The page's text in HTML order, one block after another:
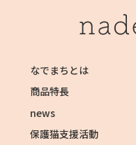
なでまちとは
商品特長
news
保護猫支援活動